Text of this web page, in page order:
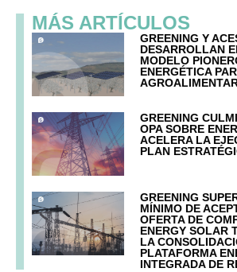
MÁS ARTÍCULOS
GREENING Y
DESARROLLAN
MODELO
ENERGÉTICA
GREENING
OPA SOBRE
ACELERA LA
PLAN
GREENING
MÍNIMO DE
OFERTA DE
ENERGY SOLAR
LA
PLATAFORMA
INTEGRADA DE